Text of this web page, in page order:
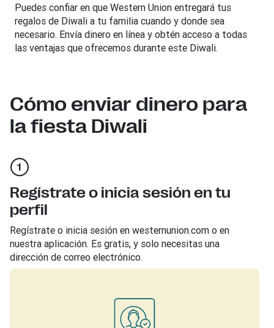
Puedes confiar en que Western Union entregará tus
regalos de Diwali a tu familia cuando y donde sea
necesario. Envía dinero en línea y obtén acceso a todas
las ventajas que ofrecemos durante este Diwali.
Cómo enviar dinero para
la fiesta Diwali
Regístrate o inicia sesión en tu
perfil
Regístrate o inicia sesión en westernunion.com o en
nuestra aplicación. Es gratis, y solo necesitas una
dirección de correo electrónico.